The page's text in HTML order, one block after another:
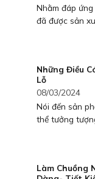
Nhằm đáp
đã được sản
Những Điều
Lỗ
08/03/2024
Nói đến sản
thể tưởng
Làm Chuồng